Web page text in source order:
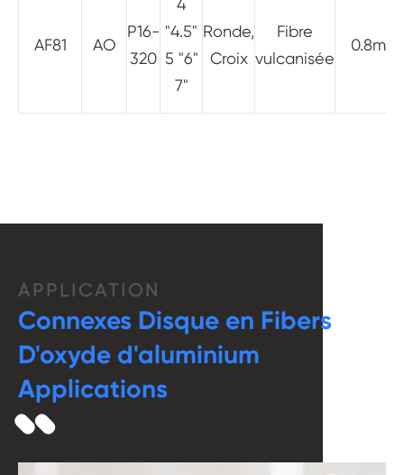
AF81 AO
P16-
320
4
"4.5"
5 "6"
7"
Ronde,
Croix
Fibre
vulcanisée
0.8mm
APPLICATION
Connexes Disque en Fibers
D'oxyde d'aluminium
Applications